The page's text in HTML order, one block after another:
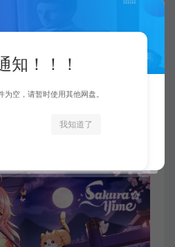
7/8/10/11
Graphics Card
知！！！
为空，请暂时使用其他网盘。
我知道了